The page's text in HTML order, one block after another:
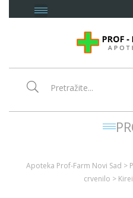
Apoteka Prof-Farm Novi Sad >
crvenilo >